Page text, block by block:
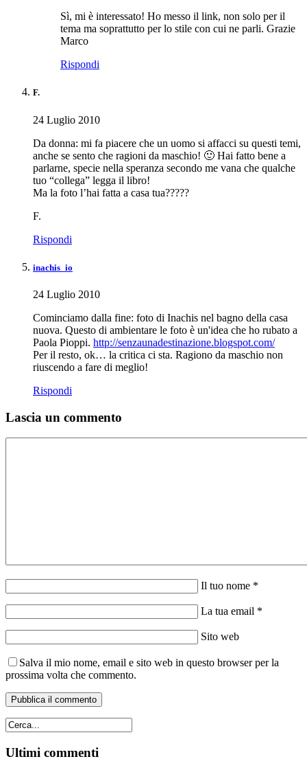
Sì, mi è interessato! Ho messo il link, non solo per il
tema ma soprattutto per lo stile con cui ne parli. Grazie
Marco
Rispondi
F.
24 Luglio 2010
Da donna: mi fa piacere che un uomo si affacci su questi temi,
anche se sento che ragioni da maschio! 🙂 Hai fatto bene a
parlarne, specie nella speranza secondo me vana che qualche
tuo “collega” legga il libro!
Ma la foto l’hai fatta a casa tua?????
F.
Rispondi
inachis_io
24 Luglio 2010
Cominciamo dalla fine: foto di Inachis nel bagno della casa
nuova. Questo di ambientare le foto è un'idea che ho rubato a
Paola Pioppi. http://senzaunadestinazione.blogspot.com/
Per il resto, ok… la critica ci sta. Ragiono da maschio non
riuscendo a fare di meglio!
Rispondi
Lascia un commento
Il tuo nome *
La tua email *
Sito web
Salva il mio nome, email e sito web in questo browser per la
prossima volta che commento.
Ultimi commenti